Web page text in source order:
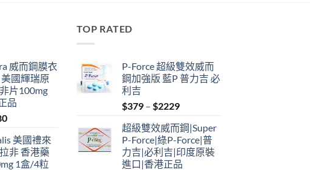
威而鋼膜衣
國輝瑞原
片100mg
品
Current
is:
$480.
美國禮來
非 香港藥
1盒/4粒
TOP RATED
P-Force 超級雙效威而
鋼加強版 藍P 普力吉 必
利吉
$379 – $2229Price
$379
through
$2229
超級雙效威而鋼|Super
P-Force|綠P-Force|普
力吉|必利吉|印度原裝
進口|香港正品